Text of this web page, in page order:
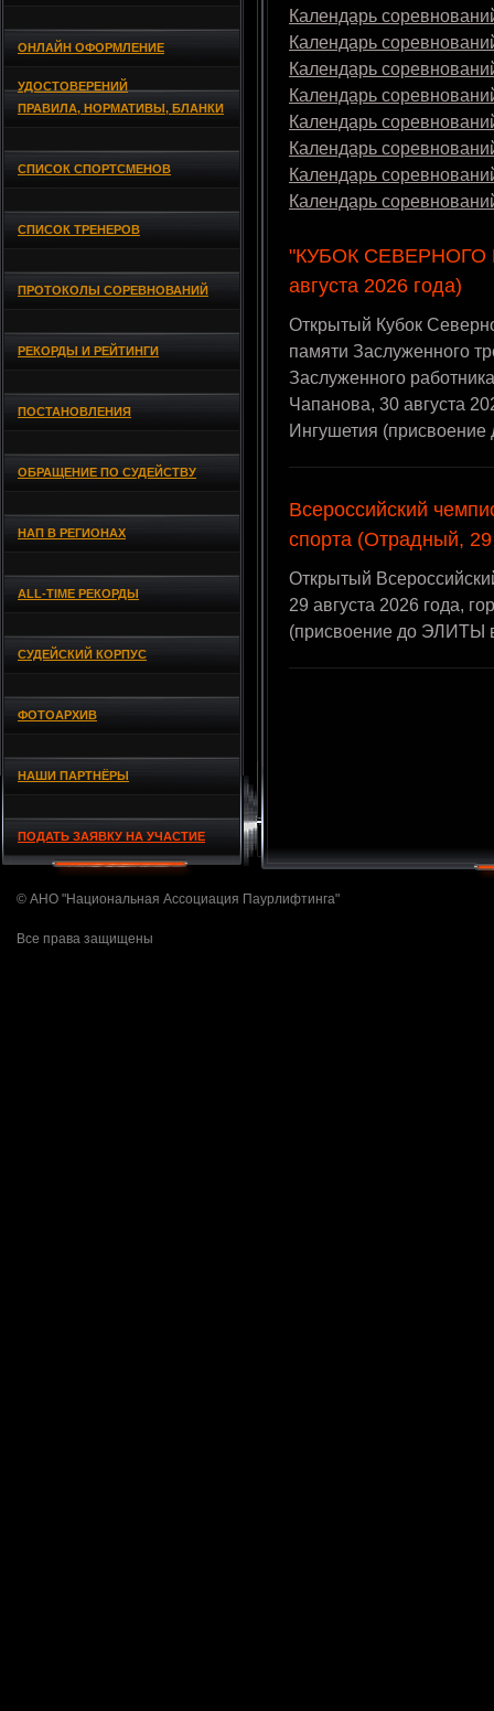
ОНЛАЙН ОФОРМЛЕНИЕ
УДОСТОВЕРЕНИЙ
ПРАВИЛА, НОРМАТИВЫ, БЛАНКИ
СПИСОК СПОРТСМЕНОВ
СПИСОК ТРЕНЕРОВ
ПРОТОКОЛЫ СОРЕВНОВАНИЙ
РЕКОРДЫ И РЕЙТИНГИ
ПОСТАНОВЛЕНИЯ
ОБРАЩЕНИЕ ПО СУДЕЙСТВУ
НАП В РЕГИОНАХ
ALL-TIME РЕКОРДЫ
СУДЕЙСКИЙ КОРПУС
ФОТОАРХИВ
НАШИ ПАРТНЁРЫ
ПОДАТЬ ЗАЯВКУ НА УЧАСТИЕ
Календарь
Календарь
Календарь
Календарь
Календарь
Календарь
Календарь
Календарь
"КУБОК СЕВЕРНОГО
августа 2026 года)
Открытый Кубок
памяти Заслуженного
Заслуженного
Чапанова, 30 августа
Ингушетия
Всероссийский
спорта (Отрадный, 29
Открытый
29 августа 2026 года,
(присвоение до ЭЛИТЫ
© АНО "Национальная Ассоциация Паурлифтинга"
Все права защищены